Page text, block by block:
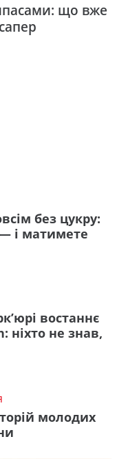
що вже
без цукру:
і матимете
востаннє
ніхто не знав,
молодих